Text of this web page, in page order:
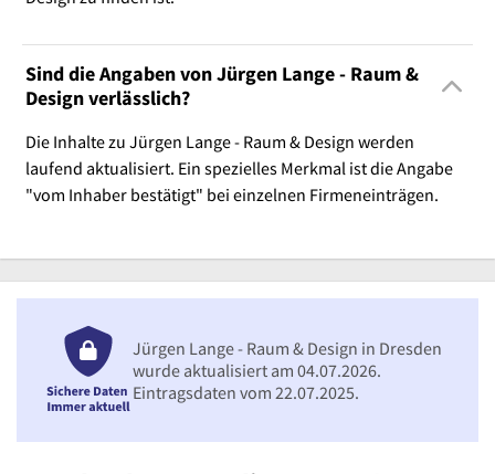
Sind die Angaben von Jürgen Lange - Raum &
Design verlässlich?
Die Inhalte zu Jürgen Lange - Raum & Design werden
laufend aktualisiert. Ein spezielles Merkmal ist die Angabe
"vom Inhaber bestätigt" bei einzelnen Firmeneinträgen.
Jürgen Lange - Raum & Design in Dresden
wurde aktualisiert am 04.07.2026.
Eintragsdaten vom 22.07.2025.